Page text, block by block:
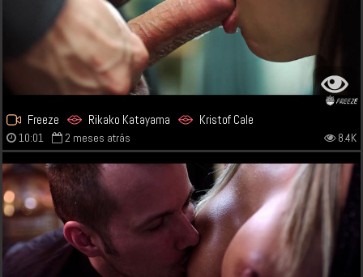
Freeze Rikako Katayama Kristof Cale
10:01 2 meses atrás 8.4K